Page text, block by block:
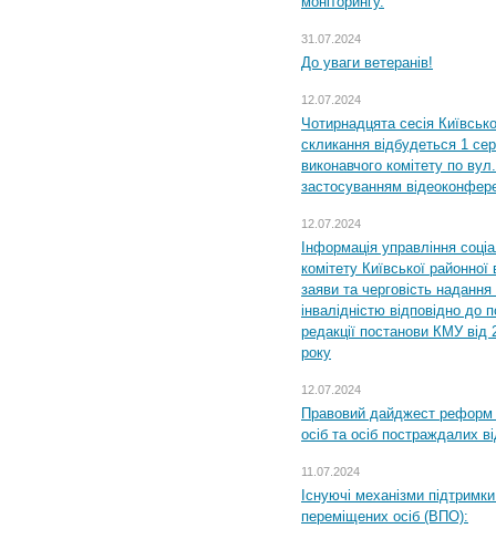
31.07.2024
До уваги ветеранів!
12.07.2024
Чотирнадцята сесія
скликання відбудеться 1
виконавчого комітету по
застосуванням
12.07.2024
Інформація управління
комітету Київської
заяви та черговість надання
інвалідністю відповідно
редакції постанови КМУ
року
12.07.2024
Правовий дайджест реформ
осіб та осіб постраждалих
11.07.2024
Існуючі механізми
переміщених осіб (ВПО):